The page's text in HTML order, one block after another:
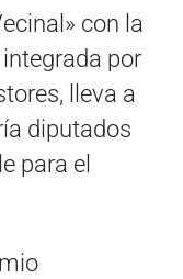
con la
por
lleva a
diputados
para el